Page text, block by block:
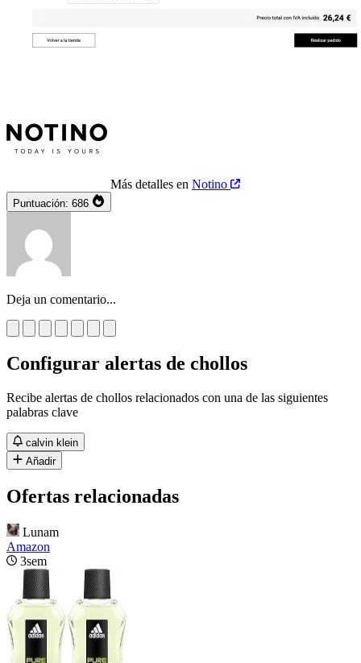
Más detalles en Notino
Puntuación: 686
Deja un comentario...
Configurar alertas de chollos
Recibe alertas de chollos relacionados con una de las siguientes
palabras clave
calvin klein
Añadir
Ofertas relacionadas
Lunam
Amazon
3sem